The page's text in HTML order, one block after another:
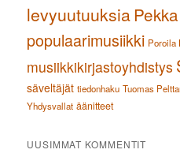
levyuutuuksia
populaarimusiikki Poroila
musiikkikirjastoyhdistys
säveltäjät tiedonhaku Tuomas
Yhdysvallat äänitteet
UUSIMMAT KOMMENTIT